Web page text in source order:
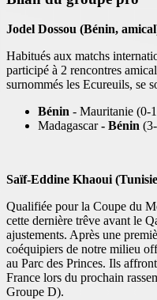
Jodel Dossou (Bénin,
Habitués aux matchs
participé à 2 rencontres
surnommés les Ecureuils, se
Bénin - Mauritanie (0-
Madagascar- Bénin
Saïf-Eddine Khaoui
Qualifiée pour la Coupe du
cette dernière trêve avant le
ajustements. Après une
coéquipiers de notre milieu
au Parc des Princes. Ils
France lors du prochain
Groupe D).